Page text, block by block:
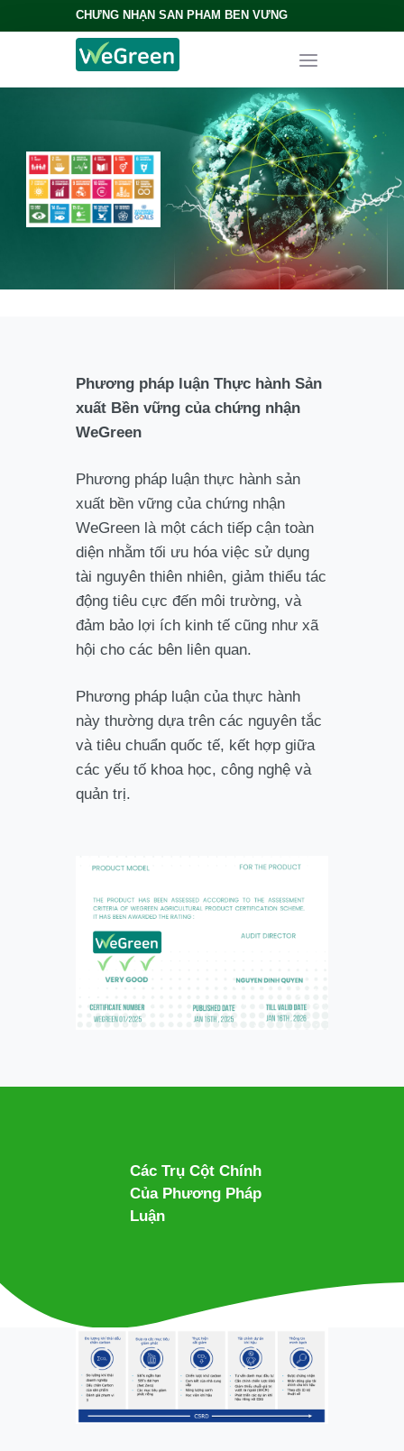
CHỨNG NHẬN SẢN PHẨM BỀN VỮNG
Phương pháp luận Thực hành Sản
xuất Bền vững của chứng nhận
WeGreen
Phương pháp luận thực hành sản
xuất bền vững của chứng nhận
WeGreen là một cách tiếp cận toàn
diện nhằm tối ưu hóa việc sử dụng
tài nguyên thiên nhiên, giảm thiểu tác
động tiêu cực đến môi trường, và
đảm bảo lợi ích kinh tế cũng như xã
hội cho các bên liên quan.
Phương pháp luận của thực hành
này thường dựa trên các nguyên tắc
và tiêu chuẩn quốc tế, kết hợp giữa
các yếu tố khoa học, công nghệ và
quản trị.
Các Trụ Cột Chính
Của Phương Pháp
Luận